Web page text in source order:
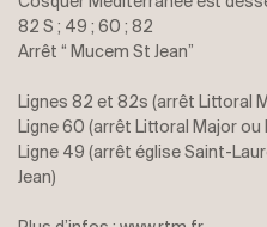
82 S ; 49 ; 60 ; 82
Arrêt “ Mucem St Jean”
Lignes 82 et 82s (arrêt Littoral
Ligne 60 (arrêt Littoral Major ou
Ligne 49 (arrêt église Saint-
Jean)